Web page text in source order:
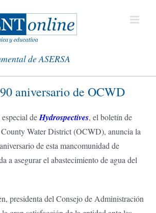
de ASERSA
aniversario de OCWD
deHydrospectives, el boletín de
Water District (OCWD), anuncia la
de esta mancomunidad de
a asegurar el abastecimiento de agua del
presidenta del Consejo de Administración